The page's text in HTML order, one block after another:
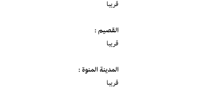
قريبا
القصيم :
قريبا
المدينة المنوة :
قريبا